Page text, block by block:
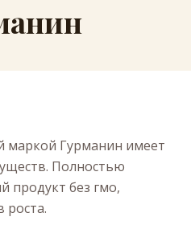
маркой Гурманин имеет
Полностью
продукт без гмо,
роста.